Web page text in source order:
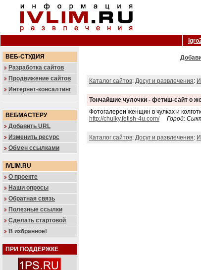
ВЕБ-СТУДИЯ
Разработка сайтов
Продвижение сайтов
Интернет-консалтинг
ВЕБМАСТЕРУ
Добавить URL
Изменить ресурс
Обмен ссылками
IVLIM.RU
О проекте
Наши опросы
Обратная связь
Полезные ссылки
Сделать стартовой
В избранное!
ПРИ ПОДДЕРЖКЕ
Каталог сайтов: Досуг и развлечения:
Тончайшие чулочки - фетиш-сайт о
Фотогалереи женщин в чулках и
http://chulky.fetish-4u.com/
Город:
Каталог сайтов: Досуг и развлечения: